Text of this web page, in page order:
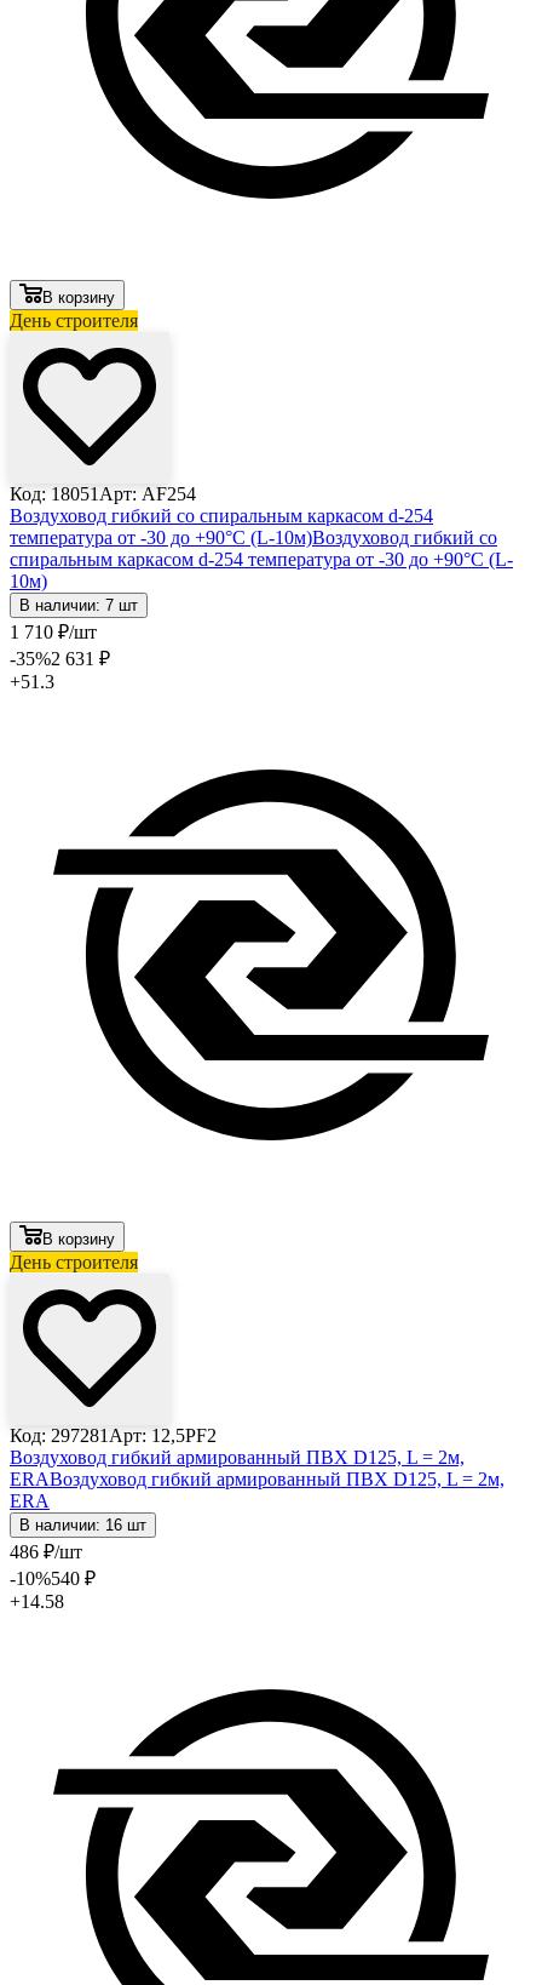
В корзину
День строителя
Код: 18051 Арт: AF254
Воздуховод гибкий со спиральным каркасом d-254
температура от -30 до +90°С (L-10м)Воздуховод гибкий со
спиральным каркасом d-254 температура от -30 до +90°С (L-
10м)
В наличии: 7 шт
1 710 ₽/шт
-35%2 631 ₽
+51.3
В корзину
День строителя
Код: 297281 Арт: 12,5PF2
Воздуховод гибкий армированный ПВХ D125, L = 2м,
ERAВоздуховод гибкий армированный ПВХ D125, L = 2м,
ERA
В наличии: 16 шт
486 ₽/шт
-10%540 ₽
+14.58